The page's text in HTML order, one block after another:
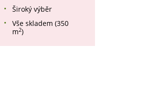
Široký výběr
Vše skladem (350
m2)